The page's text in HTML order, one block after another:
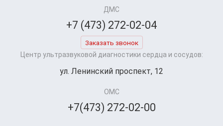
ДМС
+7 (473) 272-02-04
Заказать звонок
Центр ультразвуковой диагностики сердца и сосудов:
ул. Ленинский проспект, 12
ОМС
+7(473) 272-02-00